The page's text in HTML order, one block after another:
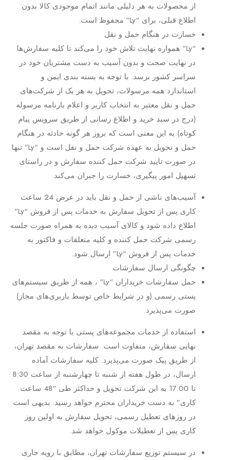
از محصولات به هر دلیلی مانند اتمام موجودی کالا بدون
اطلاع قبلی، برای “Ly” محفوظ است.
خسارت در هنگام حمل و نقل
“Ly” همواره نهایت تلاش خود را می‏‌کند تا کلیه سفارش‏‌ها
در نهایت صحت و بدون آسیب به دست مشتریان خود در
سراسر کشور برسد. با توجه به بسته بندی ایمن و
استاندارد همه مرسولات، تحویل به هر یک از شرکت‌‏های
حمل و نقل معتبر به انتخاب کاربر و اعلام بارنامه مرسوله
(درج در سبد خرید و اطلاع رسانی از طریق سرویس پیام
کوتاه) به این معنی است که بروز هر گونه حادثه در هنگام
حمل و تحویل به عهده شرکت حمل و نقل است و “Ly” تنها
در صورت تایید شرکت حمل کننده سفارش و در راستای
تسهیل امور پیگیری، خسارت را جبران می‌‏کند.
آسیب‏‌های ناشی از حمل و نقل باید در عرض 24 ساعت
کاری پس از تحویل سفارش به خدمات پس از فروش “Ly”
اطلاع داده شود و کالای آسیب دیده به همراه صورت جلسه
رسمی شرکت حمل کننده و کلیه متعلقات و فاکتور به
خدمات پس از فروش “Ly” ارسال شود.
چگونگی ارسال سفارشات
حمل سفارشات خریداران “Ly” ، همه از طریق سیستم‌های
پستی رسمی (و در شرایط خاص توسط باربری‌های مجاز)
صورت می‌پذیرد.
استفاده از خدمات مجموعه‌های پستی با توجه به مقصد
نهایی سفارش، متفاوت است. سفارشات به مقصد تهران،
از طریق پیک صورت می‌پذیرد. کلیه سفارشات آماده
ارسال، در طول هفته از شنبه تا چهارشنبه از ساعت 8:30
تا 17:00 به این شرکت تحویل و حداکثر طی “48 ساعت
کاری” به دست خریداران محترم خواهد رسید. بدیهی است
در روزهای تعطیل رسمی، تحویل سفارش به اولین روز
کاری پس از تعطیلات موکول خواهد شد.
در سیستم توزیع سفارشات تهران،‌ مطابق با رویه جاری